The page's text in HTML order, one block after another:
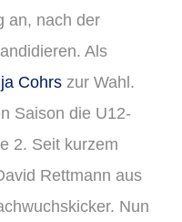
an, nach der
Als
Cohrs zur Wahl.
Saison die U12-
2. Seit kurzem
Rettmann aus
Nun